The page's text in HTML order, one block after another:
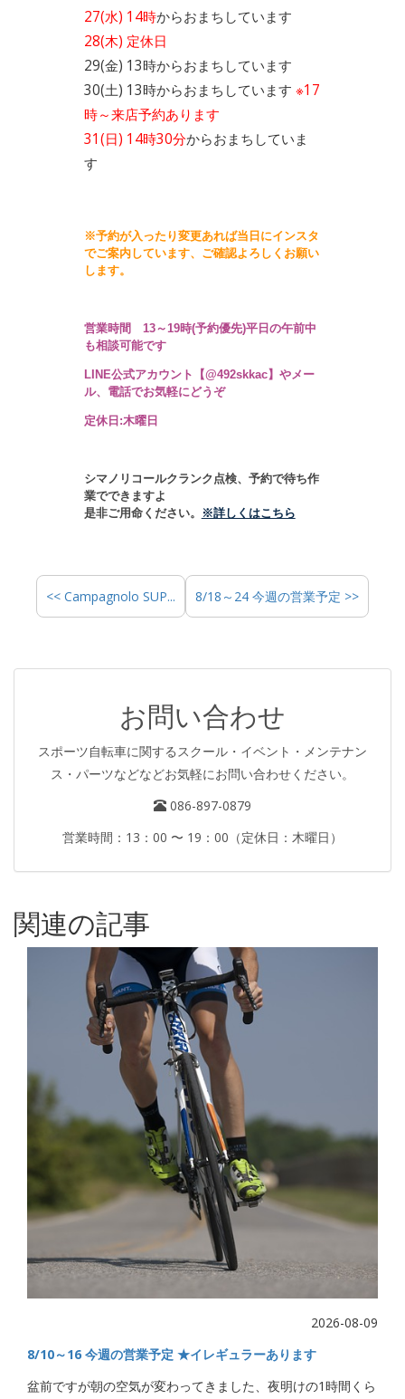
27(水) 14時からおまちしています
28(木) 定休日
29(金) 13時からおまちしています
30(土) 13時からおまちしています ※17
時～来店予約あります
31(日) 14時30分からおまちしていま
す
※予約が入ったり変更あれば当日にインスタ
でご案内しています、 ご確認よろしくお願い
します。
営業時間 13～19時(予約優先)平日の午前中
も相談可能です
LINE公式アカウント【@492skkac】やメー
ル、電話でお気軽にどうぞ
定休日:木曜日
シマノリコールクランク点検、予約で待ち作
業でできますよ
是非ご用命ください。
※詳しくはこちら
<< Campagnolo SUP... 8/18～24 今週の営業予定 >>
お問い合わせ
スポーツ自転車に関するスクール・イベント・メンテナン
ス・パーツなどなどお気軽にお問い合わせください。
086-897-0879
営業時間：13：00 〜 19：00（定休日：木曜日）
関連の記事
2026-08-09
8/10～16 今週の営業予定 ★イレギュラーあります
盆前ですが朝の空気が変わってきました、夜明けの1時間くら